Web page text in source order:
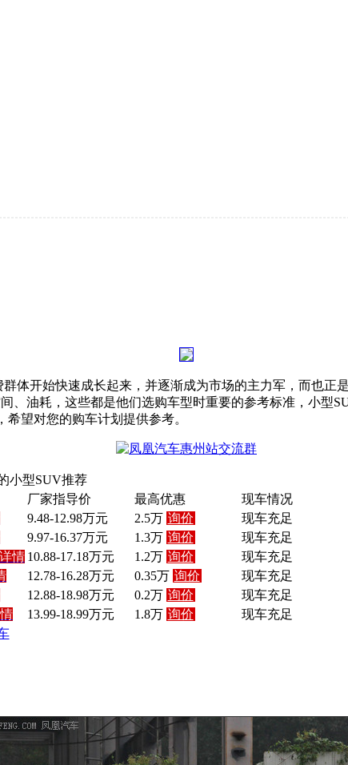
体开始快速成长起来，并逐渐成为市场的主力军，而也
、油耗，这些都是他们选购车型时重要的参考标准，小型
望对您的购车计划提供参考。
小型SUV推荐
厂家指导价 最高优惠 现车情况
9.48-12.98万元 2.5万 询价 现车充足
9.97-16.37万元 1.3万 询价 现车充足
详情 10.88-17.18万元 1.2万 询价 现车充足
12.78-16.28万元 0.35万 询价 现车充足
12.88-18.98万元 0.2万 询价 现车充足
13.99-18.99万元 1.8万 询价 现车充足